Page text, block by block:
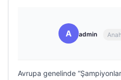
A admin
Avrupa genelinde